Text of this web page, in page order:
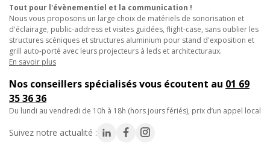
vous permettant de diffuser de la musique à partir de diverses
sources avec une grande fluidité.
Cet amplificateur dispose de3 entrées MIC combo XLR
symétriques
entrées LINE RCA pour connecter des périphériques audio
externes, ainsi qu'une sortie RCA pour l'enregistrement ou la
diffusion. Chaque entrée dispose de son propre réglage de
volume, tandis qu'un réglage de volume master
Tout pour l'évènementiel et la communication !
Nous vous proposons un large choix de matériels de sonorisation et
d'éclairage, public-address et visites guidées, flight-case, sans oublier les
structures scéniques et structures aluminium pour stand d'exposition et
grill auto-porté avec leurs projecteurs à leds et architecturaux.
En savoir plus
Nos conseillers spécialisés vous écoutent au 01 69
35 36 36
du lundi au vendredi de 10h à 18h (hors jours fériés), prix d’un appel local
Suivez notre actualité :